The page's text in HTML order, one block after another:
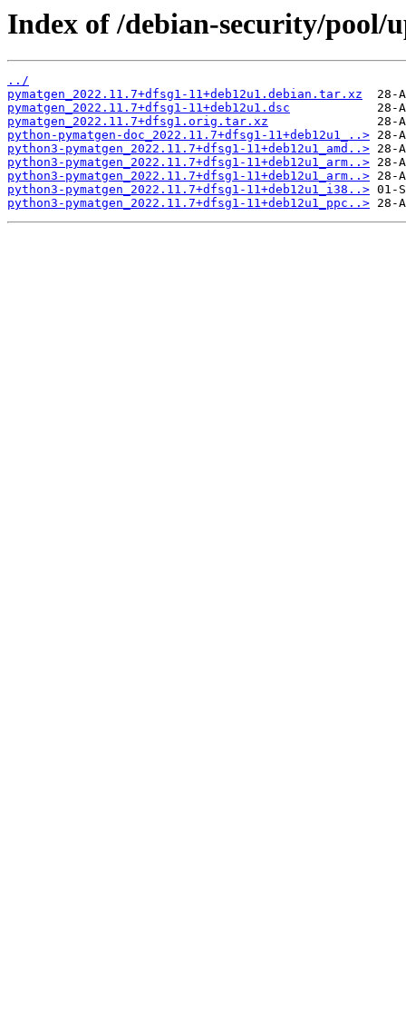
Index of /debian-security/pool/
../
pymatgen_2022.11.7+dfsg1-11+deb12u1.debian.tar.xz
pymatgen_2022.11.7+dfsg1-11+deb12u1.dsc
pymatgen_2022.11.7+dfsg1.orig.tar.xz
python-pymatgen-doc_2022.11.7+dfsg1-11+deb12u1_..>
python3-pymatgen_2022.11.7+dfsg1-11+deb12u1_amd..>
python3-pymatgen_2022.11.7+dfsg1-11+deb12u1_arm..>
python3-pymatgen_2022.11.7+dfsg1-11+deb12u1_arm..>
python3-pymatgen_2022.11.7+dfsg1-11+deb12u1_i38..>
python3-pymatgen_2022.11.7+dfsg1-11+deb12u1_ppc..>